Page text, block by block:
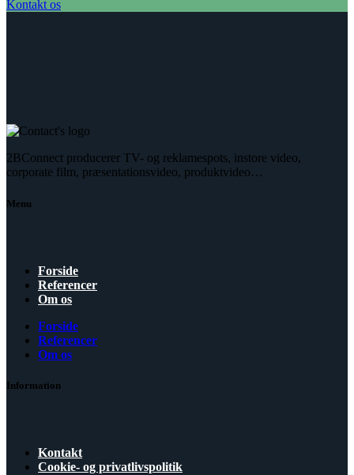
Kontakt os
2BConnect producerer TV- og reklamespots, instore video,
corporate film, præsentationsvideo, produktvideo…
Menu
Forside
Referencer
Om os
Forside
Referencer
Om os
Information
Kontakt
Cookie- og privatlivspolitik